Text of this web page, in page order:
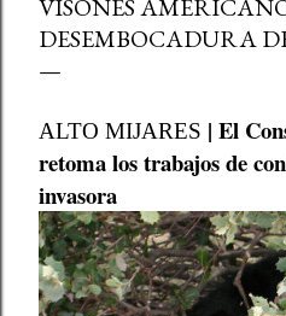
VISONES
DESEMBOCADURA
ALTO MIJARES | El
retoma los trabajos de
invasora